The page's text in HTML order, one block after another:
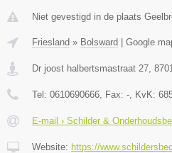
Niet gevestigd in de plaats
Friesland » Bolsward Google
Dr joost halbertsmastraat 27
Tel: 0610690666 , Fax: - , KvK:
E-mail › Schilder &
Website: https://